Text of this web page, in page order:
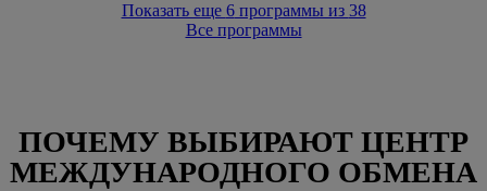
Показать еще 6программы из 38
Все программы
ПОЧЕМУ ВЫБИРАЮТ ЦЕНТР
МЕЖДУНАРОДНОГО ОБМЕНА